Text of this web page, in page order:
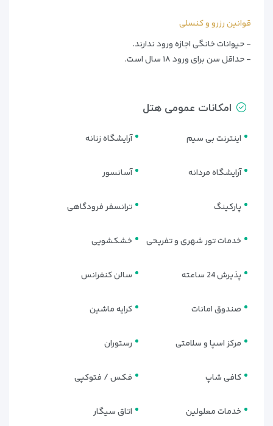
قوانین رزرو و کنسلی
- حیوانات خانگی اجازه ورود ندارند.
- حداقل سن برای ورود ۱۸ سال است.
امکانات عمومی هتل
اینترنت بی سیم آرایشگاه زنانه
آرایشگاه مردانه آسانسور
پارکینگ ترانسفر فرودگاهی
خدمات تور شهری و تفریحی خشکشویی
پذیرش 24 ساعته سالن کنفرانس
صندوق امانات کرایه ماشین
مرکز اسپا و سلامتی رستوران
کافی شاپ فکس / فتوکپی
خدمات معلولین اتاق سیگار